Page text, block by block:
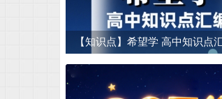
【短文】英语晨读美文短文合集
50种酱腌菜技术商业配方 腌菜大
17 【睡前故事】儿童睡前故事mp3电子
【知识点】希望学 高中知识点